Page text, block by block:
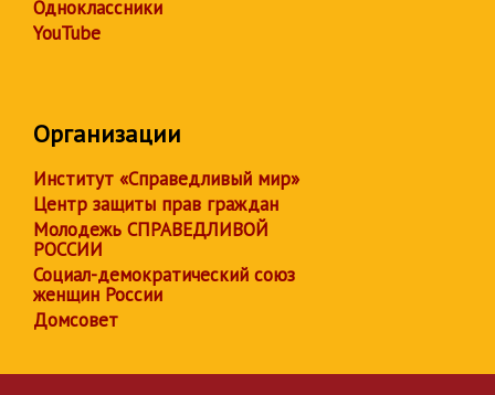
Одноклассники
YouTube
Организации
Институт «Справедливый мир»
Центр защиты прав граждан
Молодежь СПРАВЕДЛИВОЙ
РОССИИ
Социал-демократический союз
женщин России
Домсовет